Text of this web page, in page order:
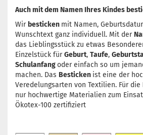
Auch mit dem Namen Ihres Kindes
Wir besticken mit Namen,
Wunschtext ganz individuell. Mit der
das Lieblingsstück zu etwas
Einzelstück fürGeburt, Taufe,
Schulanfangoder einfach so um
machen. Das Besticken ist eine der
Veredelungsarten von Textilien. Für die
nur hochwertige Materialien zum
Ökotex-100 zertifiziert